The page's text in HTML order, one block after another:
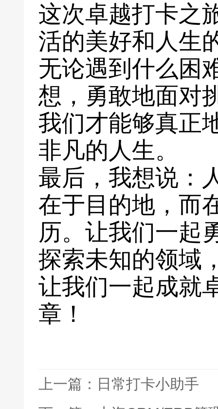
这次卓越打卡之
活的美好和人生
无论遇到什么困
想，勇敢地面对
我们才能够真正
非凡的人生。
最后，我想说：
在于目的地，而
历。让我们一起
探索未知的领域
让我们一起成就
章！
上一篇：日常打卡小助手